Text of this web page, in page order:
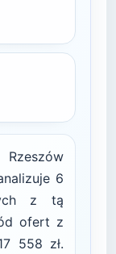
6
z tą
ofert z
558 zł.